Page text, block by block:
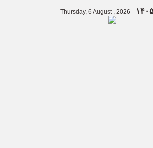
|
Thursday, 6 August , 2026